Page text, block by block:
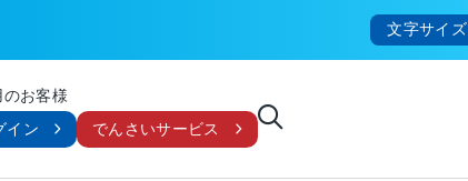
文字サイズ
お客様
イン でんさいサービス